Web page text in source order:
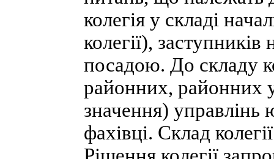
колегія у складі
колегії),
посадою. До складу
районних, районних
значення) управлінь
фахівці. Склад